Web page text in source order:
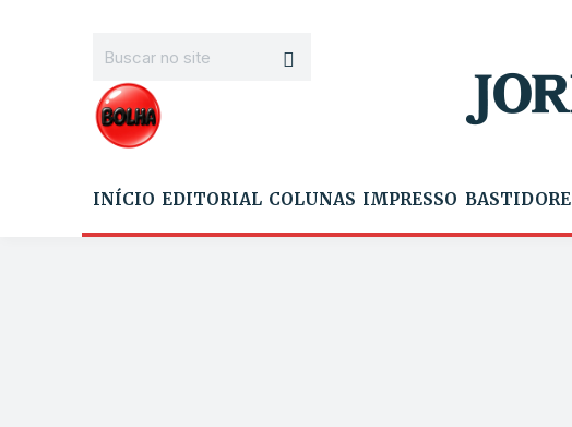
INÍCIO EDITORIAL COLUNAS IMPRESSO